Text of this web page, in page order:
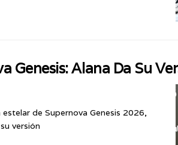
Genesis: Alana Da Su
estelar de Supernova Genesis 2026,
versión